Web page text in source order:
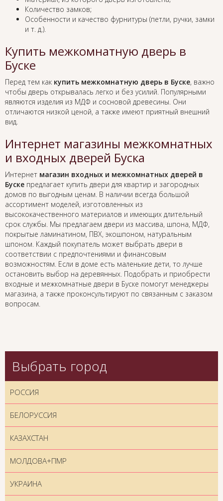
Количество замков;
Особенности и качество фурнитуры (петли, ручки, замки
и т. д.).
Купить межкомнатную дверь в
Буске
Перед тем как купить межкомнатную дверь в Буске, важно
чтобы дверь открывалась легко и без усилий. Популярными
являются изделия из МДФ и сосновой древесины. Они
отличаются низкой ценой, а также имеют приятный внешний
вид.
Интернет магазины межкомнатных
и входных дверей Буска
Интернет магазин входных и межкомнатных дверей в
Буске предлагает купить двери для квартир и загородных
домов по выгодным ценам. В наличии всегда большой
ассортимент моделей, изготовленных из
высококачественного материалов и имеющих длительный
срок службы. Мы предлагаем двери из массива, шпона, МДФ,
покрытые ламинатином, ПВХ, экошпоном, натуральным
шпоном. Каждый покупатель может выбрать двери в
соответствии с предпочтениями и финансовым
возможностям. Если в доме есть маленькие дети, то лучше
остановить выбор на деревянных. Подобрать и приобрести
входные и межкомнатные двери в Буске помогут менеджеры
магазина, а также проконсультируют по связанным с заказом
вопросам.
Выбрать город
РОССИЯ
БЕЛОРУССИЯ
КАЗАХСТАН
МОЛДОВА+ПМР
УКРАИНА